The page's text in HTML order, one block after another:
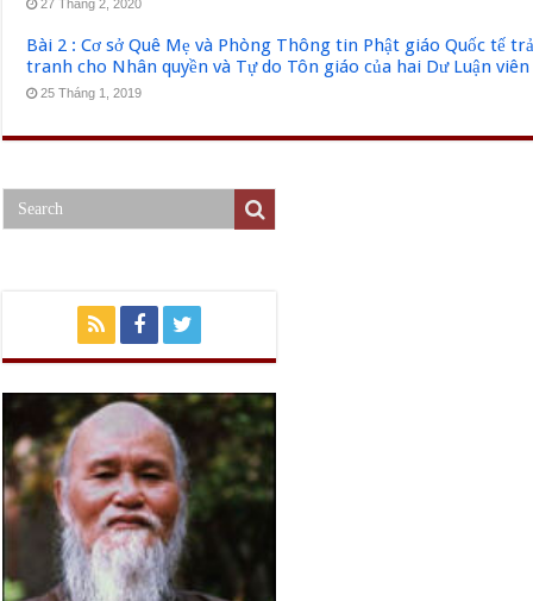
27 Tháng 2, 2020
Bài 2 : Cơ sở Quê Mẹ và Phòng Thông tin Phật giáo Quốc tế
tranh cho Nhân quyền và Tự do Tôn giáo của hai Dư Luận viên
25 Tháng 1, 2019